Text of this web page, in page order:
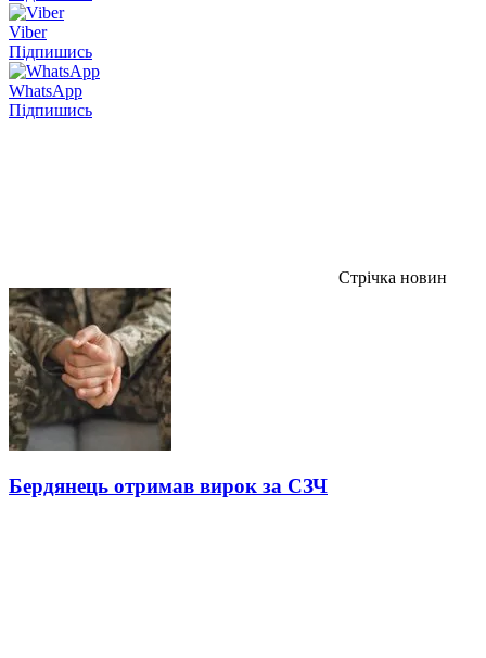
Viber
Підпишись
WhatsApp
Підпишись
Стрічка новин
Бердянець отримав вирок за СЗЧ